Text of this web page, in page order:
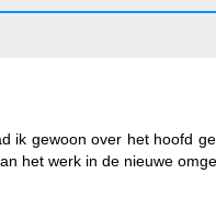
ik gewoon over het hoofd
het werk in de nieuwe